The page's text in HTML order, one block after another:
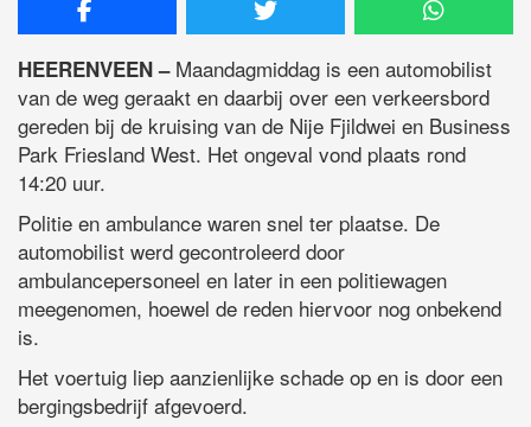
HEERENVEEN –Maandagmiddag is een automobilist
van de weg geraakt en daarbij over een verkeersbord
gereden bij de kruising van de Nije Fjildwei en Business
Park Friesland West. Het ongeval vond plaats rond
14:20 uur.
Politie en ambulance waren snel ter plaatse. De
automobilist werd gecontroleerd door
ambulancepersoneel en later in een politiewagen
meegenomen, hoewel de reden hiervoor nog onbekend
is.
Het voertuig liep aanzienlijke schade op en is door een
bergingsbedrijf afgevoerd.